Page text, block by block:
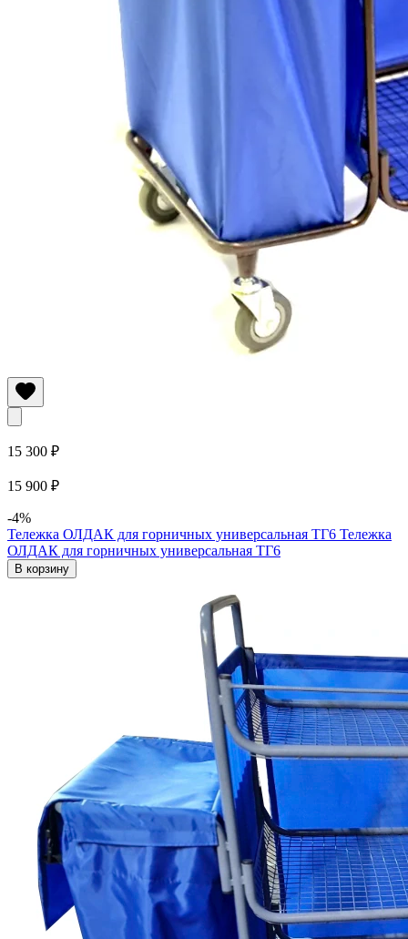
15 300 ₽
15 900 ₽
-4%
Тележка ОЛДАК для горничных универсальная ТГ6 Тележка
ОЛДАК для горничных универсальная ТГ6
В корзину